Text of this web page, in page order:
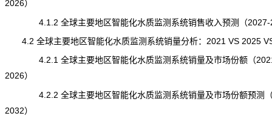
2026）
4.1.2 全球主要地区智能化水质监测系统销售收入预测（2027-
4.2 全球主要地区智能化水质监测系统销量分析：2021 VS 2025
4.2.1 全球主要地区智能化水质监测系统销量及市场份额（
2026）
4.2.2 全球主要地区智能化水质监测系统销量及市场份额预测
2032）